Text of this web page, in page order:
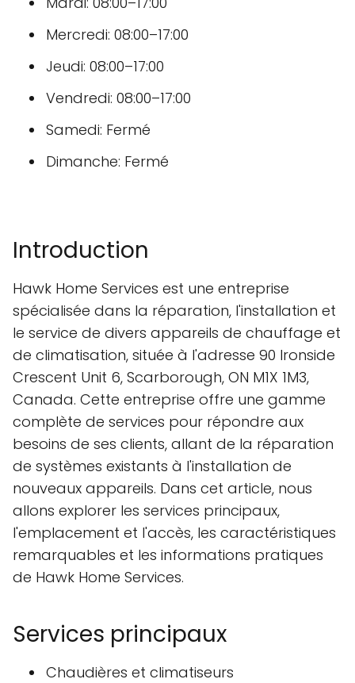
Mercredi: 08:00–17:00
Jeudi: 08:00–17:00
Vendredi: 08:00–17:00
Samedi: Fermé
Dimanche: Fermé
Introduction
Hawk Home Services est une entreprise
spécialisée dans la réparation, l'installation et
le service de divers appareils de chauffage et
de climatisation, située à l'adresse 90 Ironside
Crescent Unit 6, Scarborough, ON M1X 1M3,
Canada. Cette entreprise offre une gamme
complète de services pour répondre aux
besoins de ses clients, allant de la réparation
de systèmes existants à l'installation de
nouveaux appareils. Dans cet article, nous
allons explorer les services principaux,
l'emplacement et l'accès, les caractéristiques
remarquables et les informations pratiques
de Hawk Home Services.
Services principaux
Chaudières et climatiseurs